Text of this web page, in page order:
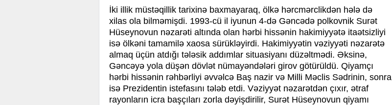
İki illik müstəqillik tarixinə baxmayaraq, ölkə hərcmərclikdən hələ də
xilas ola bilməmişdi. 1993-cü il iyunun 4-də Gəncədə polkovnik Surət
Hüseynovun nəzarəti altında olan hərbi hissənin hakimiyyətə itaətsizliyi
isə ölkəni tamamilə xaosa sürükləyirdi. Hakimiyyətin vəziyyəti nəzarətə
almaq üçün atdığı tələsik addımlar situasiyanı düzəltmədi. Əksinə,
Gəncəyə yola düşən dövlət nümayəndələri girov götürüldü. Qiyamçı
hərbi hissənin rəhbərliyi əvvəlcə Baş nazir və Milli Məclis Sədrinin, sonra
isə Prezidentin istefasını tələb etdi. Vəziyyət nəzarətdən çıxır, ətraf
rayonların icra başçıları zorla dəyişdirilir, Surət Hüseynovun qiyamı